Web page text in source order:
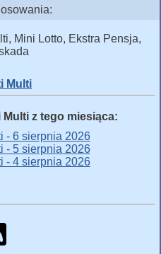
Mini Lotto, Ekstra Pensja,
Multi
z tego miesiąca:
- 6 sierpnia 2026
- 5 sierpnia 2026
- 4 sierpnia 2026